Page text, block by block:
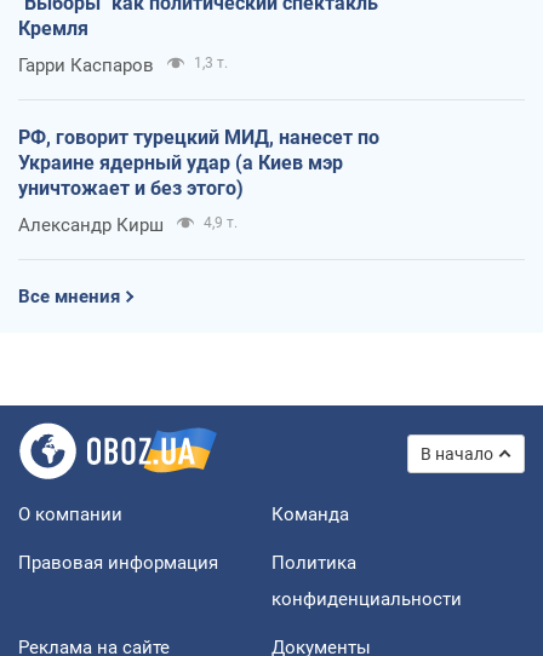
Кремля
Гарри Каспаров 1,3 т.
РФ, говорит турецкий МИД, нанесет по
Украине ядерный удар (а Киев мэр
уничтожает и без этого)
Александр Кирш 4,9 т.
Все мнения
В начало
О компании Команда
Правовая информация
Политика
конфиденциальности
Реклама на сайте Документы